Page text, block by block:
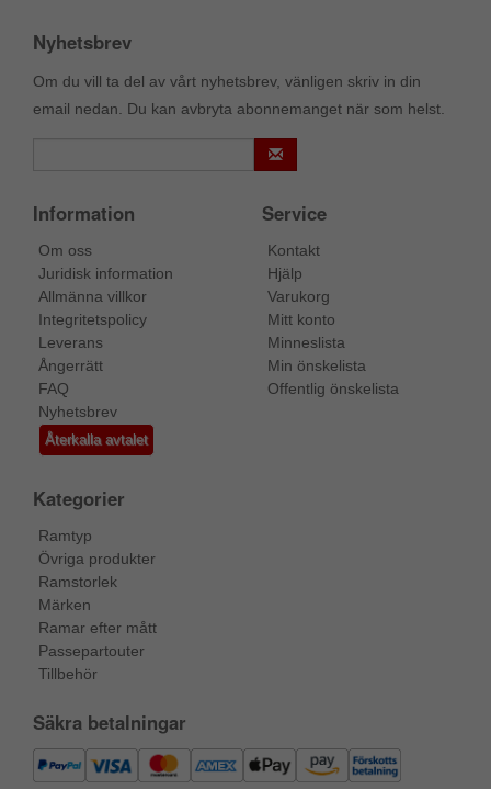
Nyhetsbrev
Om du vill ta del av vårt nyhetsbrev, vänligen skriv in din
email nedan. Du kan avbryta abonnemanget när som helst.
Information
Om oss
Juridisk information
Allmänna villkor
Integritetspolicy
Leverans
Ångerrätt
FAQ
Nyhetsbrev
Återkalla avtalet
Service
Kontakt
Hjälp
Varukorg
Mitt konto
Minneslista
Min önskelista
Offentlig önskelista
Kategorier
Ramtyp
Övriga produkter
Ramstorlek
Märken
Ramar efter mått
Passepartouter
Tillbehör
Säkra betalningar